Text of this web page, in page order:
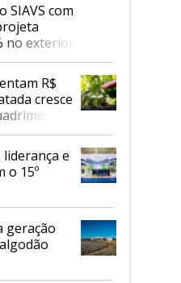
SIAVS com
no exterior
R$
cresce
e
o 15º
geração